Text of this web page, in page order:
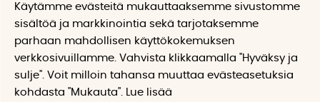
Käytämme evästeitä mukauttaaksemme sivustomme
sisältöä ja markkinointia sekä tarjotaksemme
parhaan mahdollisen käyttökokemuksen
verkkosivuillamme. Vahvista klikkaamalla "Hyväksy ja
sulje". Voit milloin tahansa muuttaa evästeasetuksia
kohdasta "Mukauta". Lue lisää